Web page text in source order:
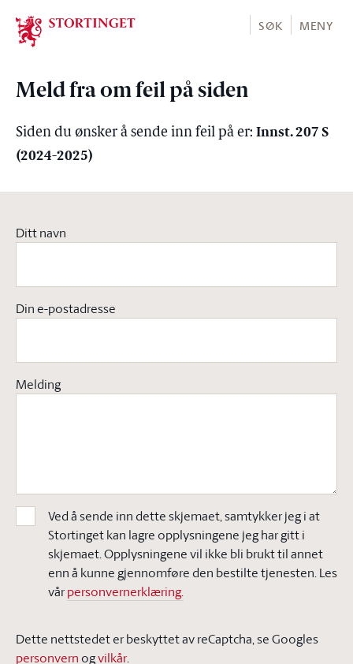
Stortinget.no
SØK MENY
Meld fra om feil på siden
Siden du ønsker å sende inn feil på er: Innst. 207 S
(2024-2025)
Ditt navn
Din e-postadresse
Melding
Ved å sende inn dette skjemaet, samtykker jeg i at
Stortinget kan lagre opplysningene jeg har gitt i
skjemaet. Opplysningene vil ikke bli brukt til annet
enn å kunne gjennomføre den bestilte tjenesten. Les
vårpersonvernerklæring.
Dette nettstedet er beskyttet av reCaptcha, se Googles
personvern ogvilkår.